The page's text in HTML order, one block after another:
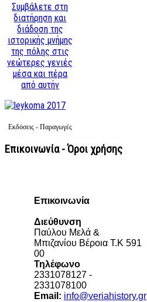
Συμβάλετε στη
διατήρηση και
διάδοση της
ιστορικής μνήμης
της πόλης στις
νεώτερες γενιές
μέσα και πέρα
από αυτήν
Εκδόσεις - Παραγωγές
Επικοινωνία - Όροι χρήσης
Επικοινωνία
Διεύθυνση
Παύλου Μελά &
Μπιζανίου Βέροια Τ.Κ 591
00
Τηλέφωνο
2331078127 -
2331078100
Email: info@veriahistory.gr